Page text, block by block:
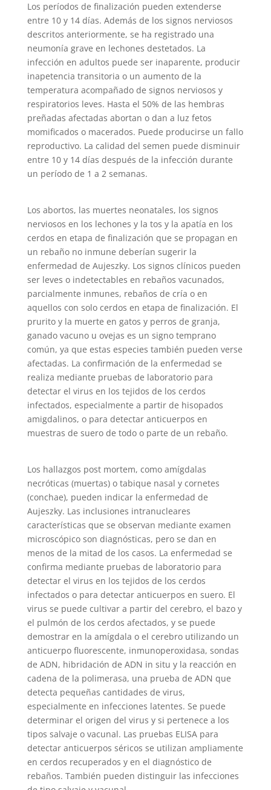
Los períodos de finalización pueden extenderse
entre 10 y 14 días. Además de los signos nerviosos
descritos anteriormente, se ha registrado una
neumonía grave en lechones destetados. La
infección en adultos puede ser inaparente, producir
inapetencia transitoria o un aumento de la
temperatura acompañado de signos nerviosos y
respiratorios leves. Hasta el 50% de las hembras
preñadas afectadas abortan o dan a luz fetos
momificados o macerados. Puede producirse un fallo
reproductivo. La calidad del semen puede disminuir
entre 10 y 14 días después de la infección durante
un período de 1 a 2 semanas.
Los abortos, las muertes neonatales, los signos
nerviosos en los lechones y la tos y la apatía en los
cerdos en etapa de finalización que se propagan en
un rebaño no inmune deberían sugerir la
enfermedad de Aujeszky. Los signos clínicos pueden
ser leves o indetectables en rebaños vacunados,
parcialmente inmunes, rebaños de cría o en
aquellos con solo cerdos en etapa de finalización. El
prurito y la muerte en gatos y perros de granja,
ganado vacuno u ovejas es un signo temprano
común, ya que estas especies también pueden verse
afectadas. La confirmación de la enfermedad se
realiza mediante pruebas de laboratorio para
detectar el virus en los tejidos de los cerdos
infectados, especialmente a partir de hisopados
amigdalinos, o para detectar anticuerpos en
muestras de suero de todo o parte de un rebaño.
Los hallazgos post mortem, como amígdalas
necróticas (muertas) o tabique nasal y cornetes
(conchae), pueden indicar la enfermedad de
Aujeszky. Las inclusiones intranucleares
características que se observan mediante examen
microscópico son diagnósticas, pero se dan en
menos de la mitad de los casos. La enfermedad se
confirma mediante pruebas de laboratorio para
detectar el virus en los tejidos de los cerdos
infectados o para detectar anticuerpos en suero. El
virus se puede cultivar a partir del cerebro, el bazo y
el pulmón de los cerdos afectados, y se puede
demostrar en la amígdala o el cerebro utilizando un
anticuerpo fluorescente, inmunoperoxidasa, sondas
de ADN, hibridación de ADN in situ y la reacción en
cadena de la polimerasa, una prueba de ADN que
detecta pequeñas cantidades de virus,
especialmente en infecciones latentes. Se puede
determinar el origen del virus y si pertenece a los
tipos salvaje o vacunal. Las pruebas ELISA para
detectar anticuerpos séricos se utilizan ampliamente
en cerdos recuperados y en el diagnóstico de
rebaños. También pueden distinguir las infecciones